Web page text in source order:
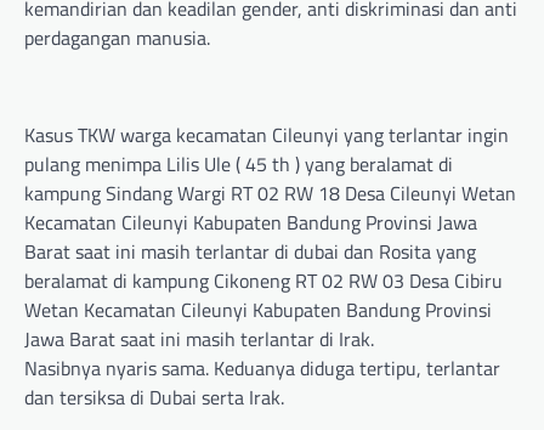
kemandirian dan keadilan gender, anti diskriminasi dan anti
perdagangan manusia.
Kasus TKW warga kecamatan Cileunyi yang terlantar ingin
pulang menimpa Lilis Ule ( 45 th ) yang beralamat di
kampung Sindang Wargi RT 02 RW 18 Desa Cileunyi Wetan
Kecamatan Cileunyi Kabupaten Bandung Provinsi Jawa
Barat saat ini masih terlantar di dubai dan Rosita yang
beralamat di kampung Cikoneng RT 02 RW 03 Desa Cibiru
Wetan Kecamatan Cileunyi Kabupaten Bandung Provinsi
Jawa Barat saat ini masih terlantar di Irak.
Nasibnya nyaris sama. Keduanya diduga tertipu, terlantar
dan tersiksa di Dubai serta Irak.